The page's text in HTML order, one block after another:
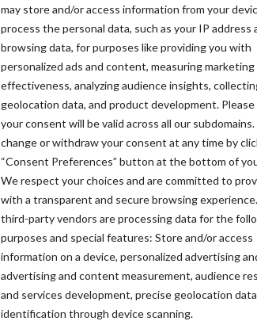
may store and/or access information from your
process the personal data, such as your IP address
browsing data, for purposes like providing you with
personalized ads and content, measuring marketing
effectiveness, analyzing audience insights,
geolocation data, and product development.
your consent will be valid across all our subdomains.
change or withdraw your consent at any time by
“Consent Preferences” button at the bottom of
We respect your choices and are committed to
with a transparent and secure browsing
third-party vendors are processing data for the
purposes and special features: Store and/or access
information on a device, personalized advertising
advertising and content measurement, audience
and services development, precise geolocation
identification through device scanning.